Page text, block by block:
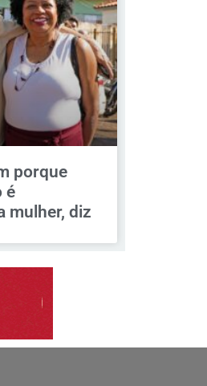
porque
é
mulher, diz